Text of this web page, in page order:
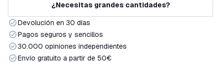
¿Necesitas grandes cantidades?
Devolución en 30 días
Pagos seguros y sencillos
30.000 opiniones independientes
Envío gratuito a partir de 50€